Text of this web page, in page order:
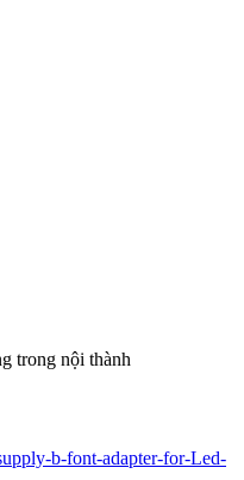
nội thành